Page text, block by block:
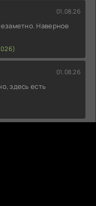
01.08.26
Наверное
01.08.26
здесь есть